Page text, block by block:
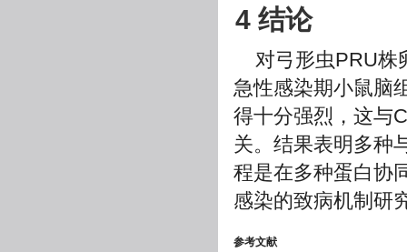
4 结论
对弓形虫PRU株
急性感染期小鼠脑
得十分强烈，这与
关。结果表明多种
程是在多种蛋白协
感染的致病机制研
参考文献